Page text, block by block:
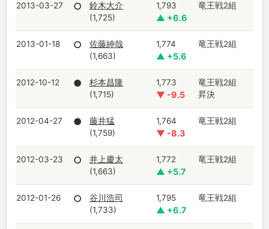
2013-03-27 ○
鈴木大介
(1,725)
1,793
▲ +6.6
竜王戦2組
2013-01-18 ○
佐藤紳哉
(1,663)
1,774
▲ +5.6
竜王戦2組
2012-10-12 ●
杉本昌隆
(1,715)
1,773
▼ -9.5
竜王戦2組
昇決
2012-04-27 ●
藤井猛
(1,759)
1,764
▼ -8.3
竜王戦2組
2012-03-23 ○
井上慶太
(1,663)
1,772
▲ +5.7
竜王戦2組
2012-01-26 ○
谷川浩司
(1,733)
1,795
▲ +6.7
竜王戦2組